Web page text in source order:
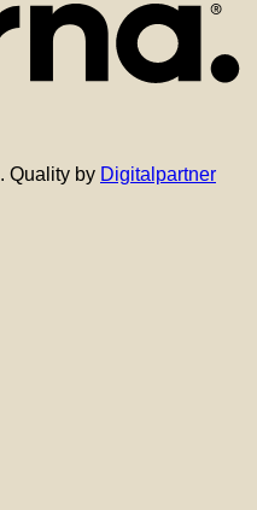
. Quality by Digitalpartner